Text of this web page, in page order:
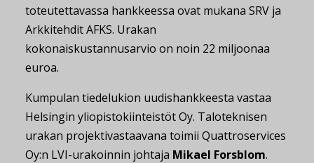
toteutettavassa hankkeessa ovat mukana SRV ja
Arkkitehdit AFKS. Urakan
kokonaiskustannusarvio on noin 22 miljoonaa
euroa.
Kumpulan tiedelukion uudishankkeesta vastaa
Helsingin yliopistokiinteistöt Oy. Taloteknisen
urakan projektivastaavana toimii Quattroservices
Oy:n LVI-urakoinnin johtaja Mikael Forsblom.